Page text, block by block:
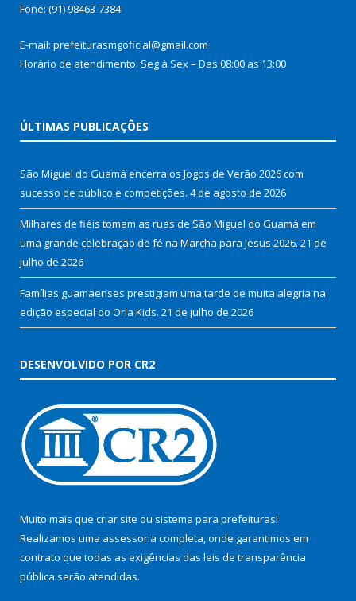
Fone: (91) 98463-7384
E-mail: prefeiturasmgoficial@gmail.com
Horário de atendimento: Seg à Sex – Das 08:00 as 13:00
ÚLTIMAS PUBLICAÇÕES
São Miguel do Guamá encerra os Jogos de Verão 2026 com
sucesso de público e competições. 4 de agosto de 2026
Milhares de fiéis tomam as ruas de São Miguel do Guamá em
uma grande celebração de fé na Marcha para Jesus 2026. 21 de
julho de 2026
Famílias guamaenses prestigiam uma tarde de muita alegria na
edição especial do Orla Kids. 21 de julho de 2026
DESENVOLVIDO POR CR2
Muito mais que criar site ou sistema para prefeituras!
Realizamos uma assessoria completa, onde garantimos em
contrato que todas as exigências das leis de transparência
pública serão atendidas.